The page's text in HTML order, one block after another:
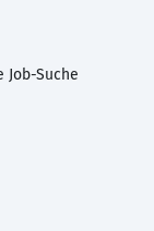
Suche